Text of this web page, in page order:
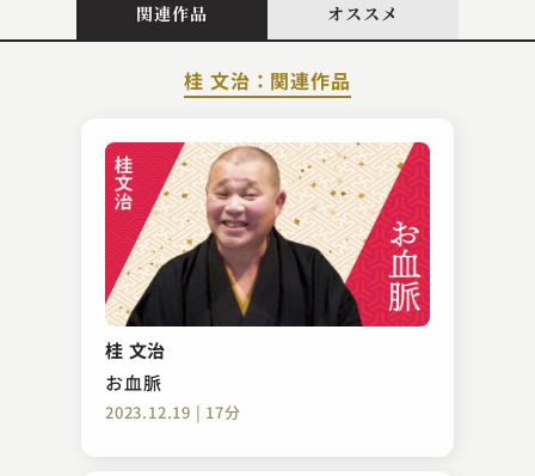
関連作品 オススメ
桂 文治：関連作品
桂 文治
お血脈
2023.12.19 | 17分
林家 種平
お忘れ物承り所
2024.10.01 | 15分